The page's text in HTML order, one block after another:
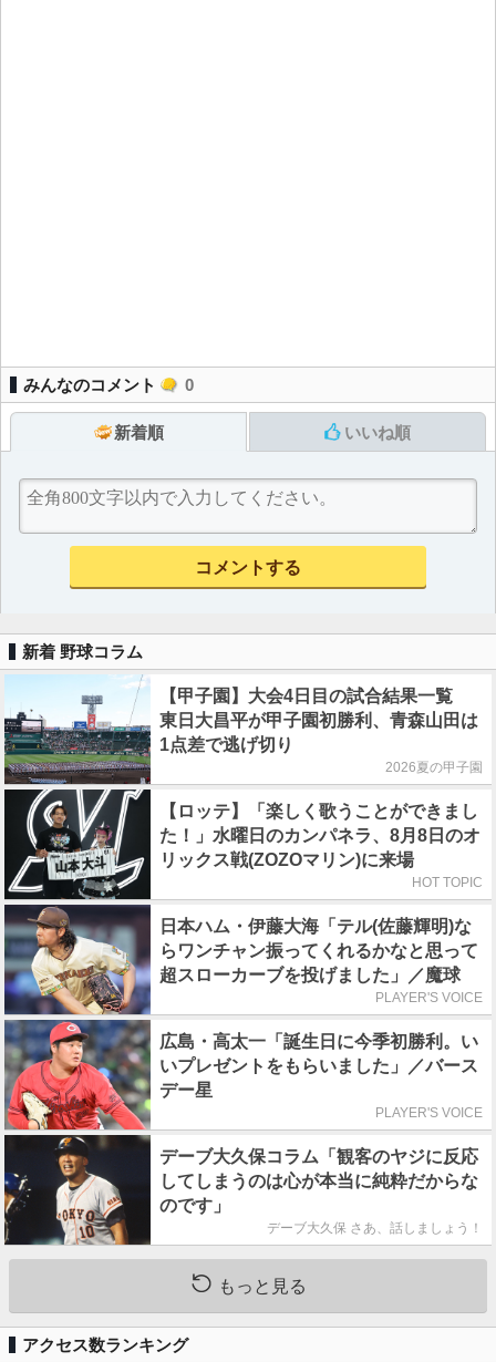
みんなのコメント 0
新着順 いいね順
新着 野球コラム
【甲子園】大会4日目の試合結果一覧
東日大昌平が甲子園初勝利、青森山田は
1点差で逃げ切り
2026夏の甲子園
【ロッテ】「楽しく歌うことができまし
た！」水曜日のカンパネラ、8月8日のオ
リックス戦(ZOZOマリン)に来場
HOT TOPIC
日本ハム・伊藤大海「テル(佐藤輝明)な
らワンチャン振ってくれるかなと思って
超スローカーブを投げました」／魔球
PLAYER'S VOICE
広島・高太一「誕生日に今季初勝利。い
いプレゼントをもらいました」／バース
デー星
PLAYER'S VOICE
デーブ大久保コラム「観客のヤジに反応
してしまうのは心が本当に純粋だからな
のです」
デーブ大久保 さあ、話しましょう！
もっと見る
アクセス数ランキング